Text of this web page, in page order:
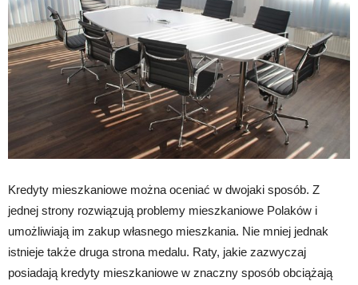
Kredyty mieszkaniowe można oceniać w dwojaki sposób. Z
jednej strony rozwiązują problemy mieszkaniowe Polaków i
umożliwiają im zakup własnego mieszkania. Nie mniej jednak
istnieje także druga strona medalu. Raty, jakie zazwyczaj
posiadają kredyty mieszkaniowe w znaczny sposób obciążają